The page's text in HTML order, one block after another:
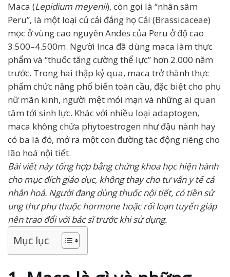
Maca (Lepidium meyenii), còn gọi là “nhân sâm
Peru”, là một loại củ cải đắng họ Cải (Brassicaceae)
mọc ở vùng cao nguyên Andes của Peru ở độ cao
3.500–4.500m. Người Inca đã dùng maca làm thực
phẩm và “thuốc tăng cường thể lực” hơn 2.000 năm
trước. Trong hai thập kỷ qua, maca trở thành thực
phẩm chức năng phổ biến toàn cầu, đặc biệt cho phụ
nữ mãn kinh, người mệt mỏi mạn và những ai quan
tâm tới sinh lực. Khác với nhiều loại adaptogen,
maca không chứa phytoestrogen như đậu nành hay
cỏ ba lá đỏ, mở ra một con đường tác động riêng cho
lão hoá nội tiết.
Bài viết này tổng hợp bằng chứng khoa học hiện hành
cho mục đích giáo dục, không thay cho tư vấn y tế cá
nhân hoá. Người đang dùng thuốc nội tiết, có tiền sử
ung thư phụ thuộc hormone hoặc rối loạn tuyến giáp
nên trao đổi với bác sĩ trước khi sử dụng.
Mục lục